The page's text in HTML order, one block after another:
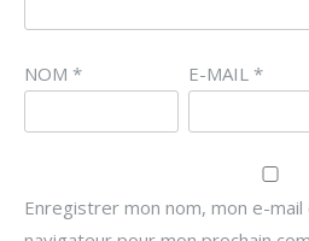
NOM * E-MAIL *
Enregistrer mon nom, mon e-